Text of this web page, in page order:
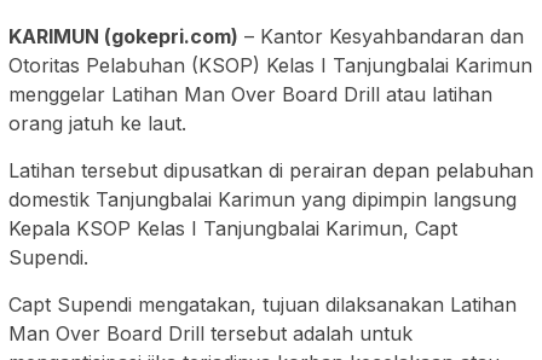
KARIMUN (gokepri.com) – Kantor Kesyahbandaran dan
Otoritas Pelabuhan (KSOP) Kelas I Tanjungbalai Karimun
menggelar Latihan Man Over Board Drill atau latihan
orang jatuh ke laut.
Latihan tersebut dipusatkan di perairan depan pelabuhan
domestik Tanjungbalai Karimun yang dipimpin langsung
Kepala KSOP Kelas I Tanjungbalai Karimun, Capt
Supendi.
Capt Supendi mengatakan, tujuan dilaksanakan Latihan
Man Over Board Drill tersebut adalah untuk